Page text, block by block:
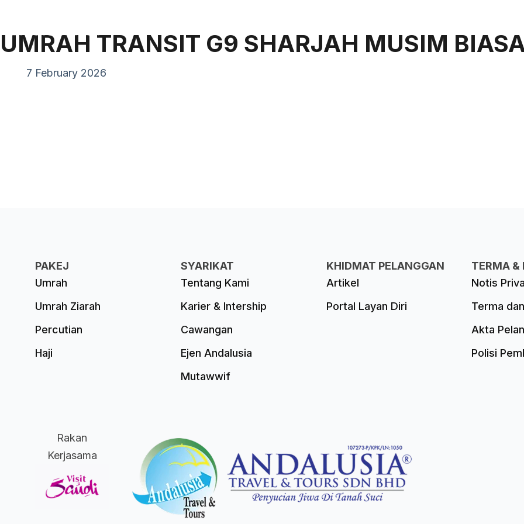
UMRAH TRANSIT G9 SHARJAH MUSIM
7 February 2026
PAKEJ
Umrah
Umrah Ziarah
Percutian
Haji
SYARIKAT
Tentang Kami
Karier & Intership
Cawangan
Ejen Andalusia
Mutawwif
KHIDMAT PELANGGAN
Artikel
Portal Layan Diri
TERMA &
Notis
Terma
Akta
Polisi
Rakan
Kerjasama